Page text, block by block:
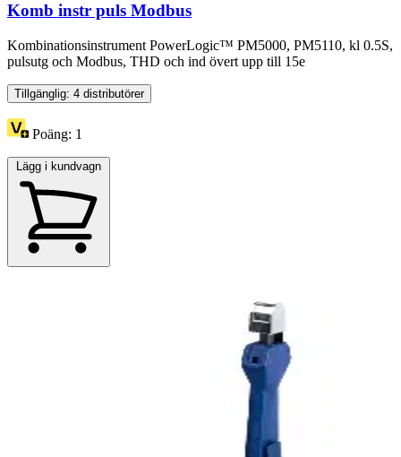
Komb instr puls Modbus
Kombinationsinstrument PowerLogic™ PM5000, PM5110, kl 0.5S,
pulsutg och Modbus, THD och ind övert upp till 15e
Tillgänglig: 4 distributörer
Poäng: 1
Lägg i kundvagn